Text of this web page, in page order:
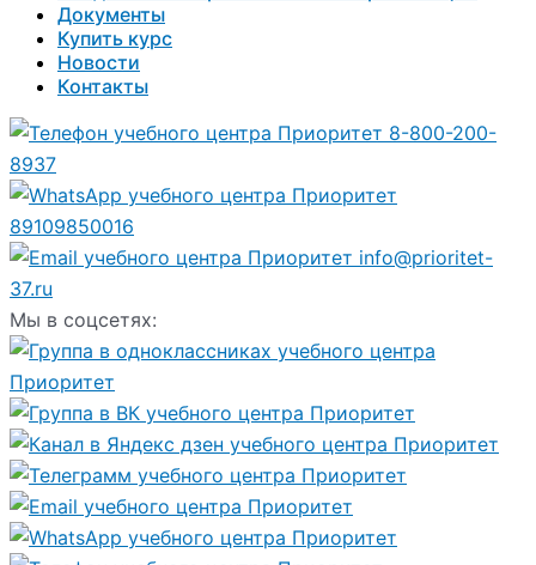
Документы
Купить курс
Новости
Контакты
8-800-200-
8937
89109850016
info@prioritet-
37.ru
Мы в соцсетях: